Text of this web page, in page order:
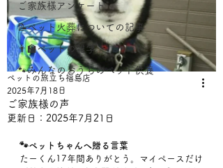
ご家族様アンケート
📝ペット火葬についての記事
👨‍🏫ペットの雑学
🐾みんなのおうちのペット供養
ご家族様の声
ペットの旅立ち福島店
2025年7月18日
更新日： 2025年7月21日
🐾ペットちゃんへ贈る言葉
たーくん17年間ありがとう。マイペースだけ